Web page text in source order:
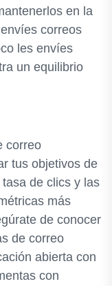
en la
correos
les envíes
un equilibrio
correo
tus objetivos de
de clics y las
más
de conocer
de correo
abierta con
con